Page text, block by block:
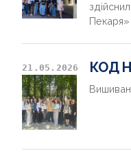
21.05.2026 КОД